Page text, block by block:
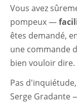
Vous avez
pompeux —
êtes demandé,
une commande
bien vouloir dire.
Pas
Serge Gradante